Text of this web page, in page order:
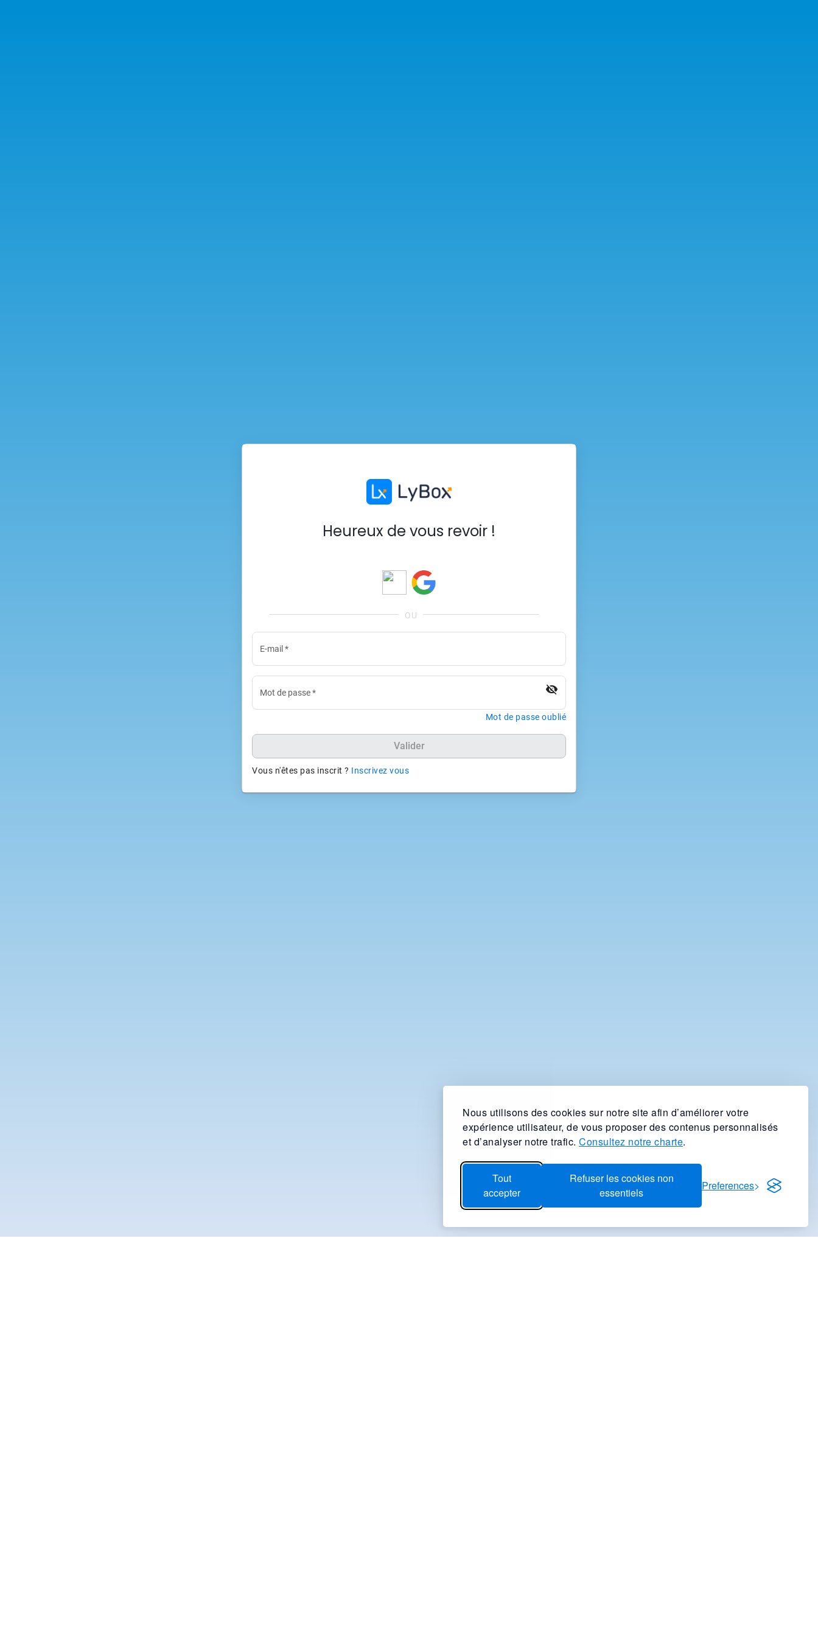
Nous utilisons des cookies sur notre site afin d’améliorer votre
expérience utilisateur, de vous proposer des contenus personnalisés
et d’analyser notre trafic. Consultez notre charte.
Tout
accepter
Refuser les cookies non
essentiels
Preferences
Heureux de vous revoir !
E-mail *
Mot de passe* visibility_off
Mot de passe oublié
Valider
Vous n'êtes pas inscrit ? Inscrivez vous